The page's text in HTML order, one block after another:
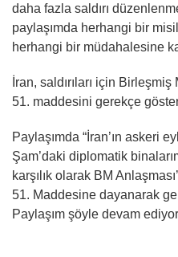
daha fazla saldırı
paylaşımda herhangi bir
herhangi bir müdahalesine
İran, saldırıları için
51. maddesini gerekçe
Paylaşımda “İran’ın askeri
Şam’daki diplomatik
karşılık olarak BM
51. Maddesine dayanarak
Paylaşım şöyle devam